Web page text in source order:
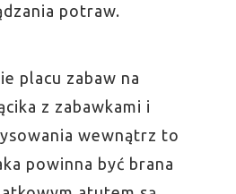
potraw.
placu zabaw na
z zabawkami i
wewnątrz to
powinna być brana